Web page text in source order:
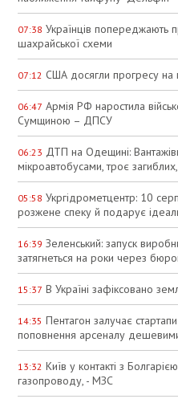
07:38 Українців попереджають
шахрайської схеми
07:12 США досягли прогресу на
06:47 Армія РФ наростила
Сумщиною – ДПСУ
06:23 ДТП на Одещині:
мікроавтобусами, троє
05:58 Укргідрометцентр: 10
розжене спеку й подарує
16:39 Зеленський: запуск
затягнеться на роки через
15:37 В Україні зафіксовано
14:35 Пентагон залучає
поповнення арсеналу
13:32 Київ у контакті з
газопроводу, - МЗС